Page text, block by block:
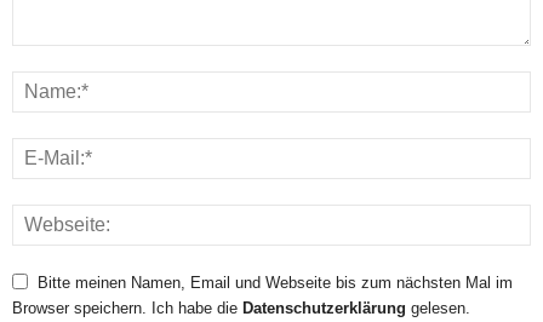
Bitte meinen Namen, Email und Webseite bis zum nächsten Mal im
Browser speichern. Ich habe die Datenschutzerklärung gelesen.